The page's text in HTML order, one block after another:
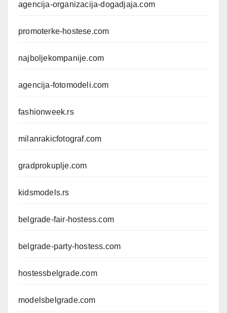
agencija-organizacija-dogadjaja.com
promoterke-hostese.com
najboljekompanije.com
agencija-fotomodeli.com
fashionweek.rs
milanrakicfotograf.com
gradprokuplje.com
kidsmodels.rs
belgrade-fair-hostess.com
belgrade-party-hostess.com
hostessbelgrade.com
modelsbelgrade.com